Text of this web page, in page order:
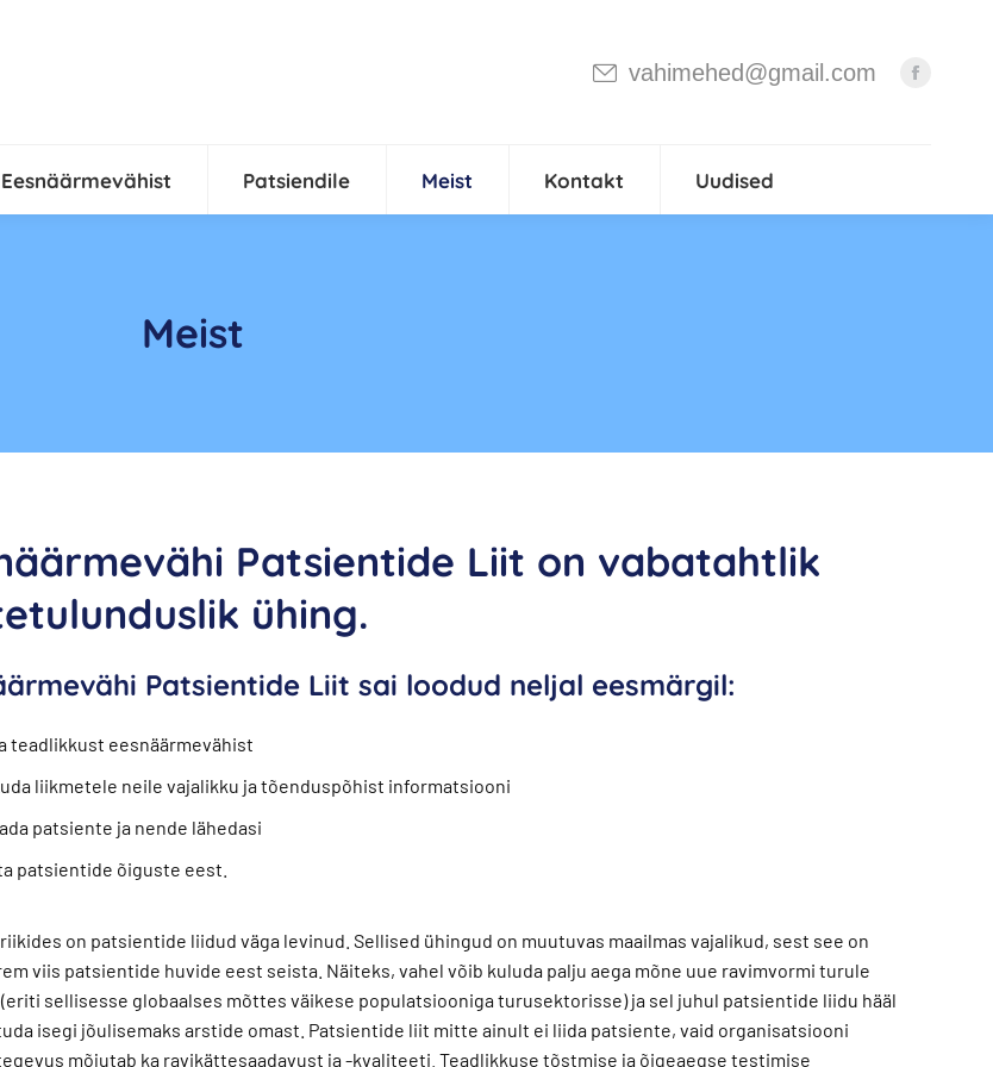
vahimehed@gmail.com
Eesnäärmevähist Patsiendile Meist Kontakt Uudised
Meist
Patsientide Liit on vabatahtlik
ühing.
Patsientide Liit sai loodud neljal eesmärgil:
teadlikkust eesnäärmevähist
liikmetele neile vajalikku ja tõenduspõhist informatsiooni
patsiente ja nende lähedasi
patsientide õiguste eest.
on patsientide liidud väga levinud. Sellised ühingud on muutuvas maailmas vajalikud, sest see on
viis patsientide huvide eest seista. Näiteks, vahel võib kuluda palju aega mõne uue ravimvormi turule
sellisesse globaalses mõttes väikese populatsiooniga turusektorisse) ja sel juhul patsientide liidu hääl
isegi jõulisemaks arstide omast. Patsientide liit mitte ainult ei liida patsiente, vaid organisatsiooni
mõjutab ka ravikättesaadavust ja -kvaliteeti. Teadlikkuse tõstmise ja õigeaegse testimise